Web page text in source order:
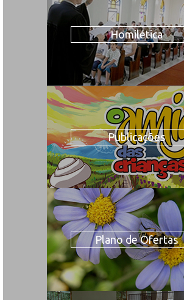
Homilética
Publicações
Plano de Ofertas